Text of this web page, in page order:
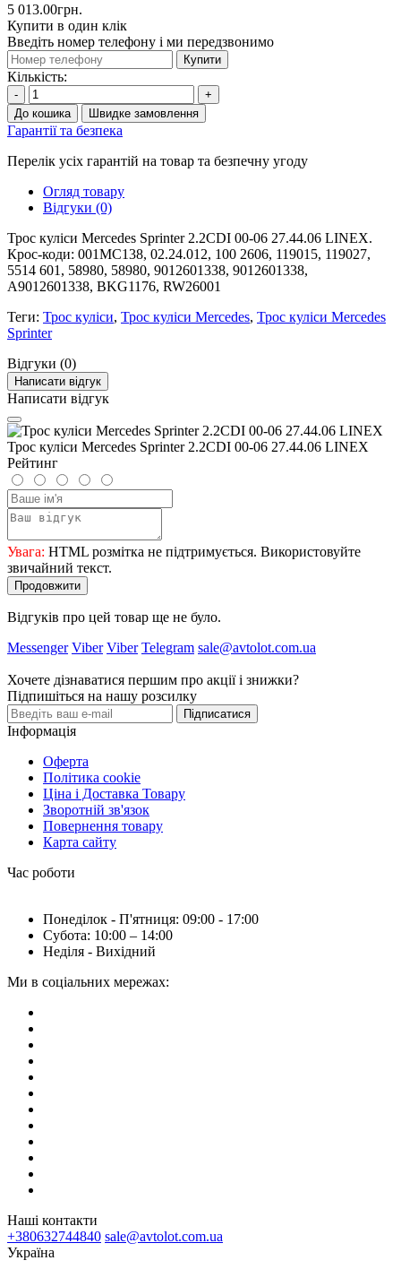
5 013.00грн.
Купити в один клік
Введіть номер телефону і ми передзвонимо
Купити
Кількість:
-
+
До кошика
Швидке замовлення
Гарантії та безпека
Перелік усіх гарантій на товар та безпечну угоду
Огляд товару
Відгуки (0)
Трос куліси Mercedes Sprinter 2.2CDI 00-06 27.44.06 LINEX.
Крос-коди: 001MC138, 02.24.012, 100 2606, 119015, 119027,
5514 601, 58980, 58980, 9012601338, 9012601338,
A9012601338, BKG1176, RW26001
Теги: Трос куліси, Трос куліси Mercedes, Трос куліси Mercedes
Sprinter
Відгуки (0)
Написати відгук
Написати відгук
Трос куліси Mercedes Sprinter 2.2CDI 00-06 27.44.06 LINEX
Рейтинг
Увага: HTML розмітка не підтримується. Використовуйте
звичайний текст.
Продовжити
Відгуків про цей товар ще не було.
Messenger Viber Viber Telegram sale@avtolot.com.ua
Хочете дізнаватися першим про акції і знижки?
Підпишіться на нашу розсилку
Підписатися
Інформація
Оферта
Політика cookie
Ціна і Доставка Товару
Зворотній зв'язок
Повернення товару
Карта сайту
Час роботи
Понеділок - П'ятниця: 09:00 - 17:00
Субота: 10:00 – 14:00
Неділя - Вихідний
Ми в соціальних мережах:
Наші контакти
+380632744840 sale@avtolot.com.ua
Українa